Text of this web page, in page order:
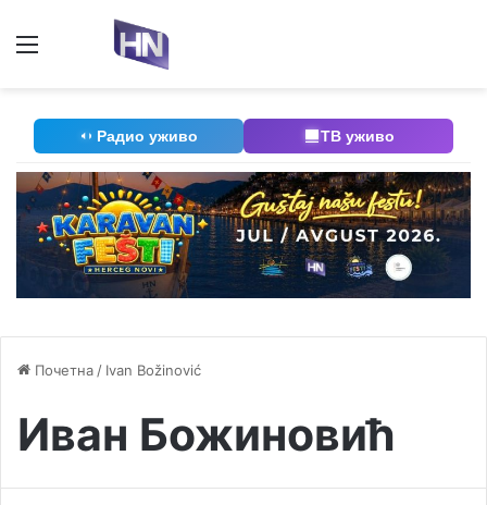
Радио уживо ТВ уживо
Почетна / Ivan Božinović
Иван Божиновић